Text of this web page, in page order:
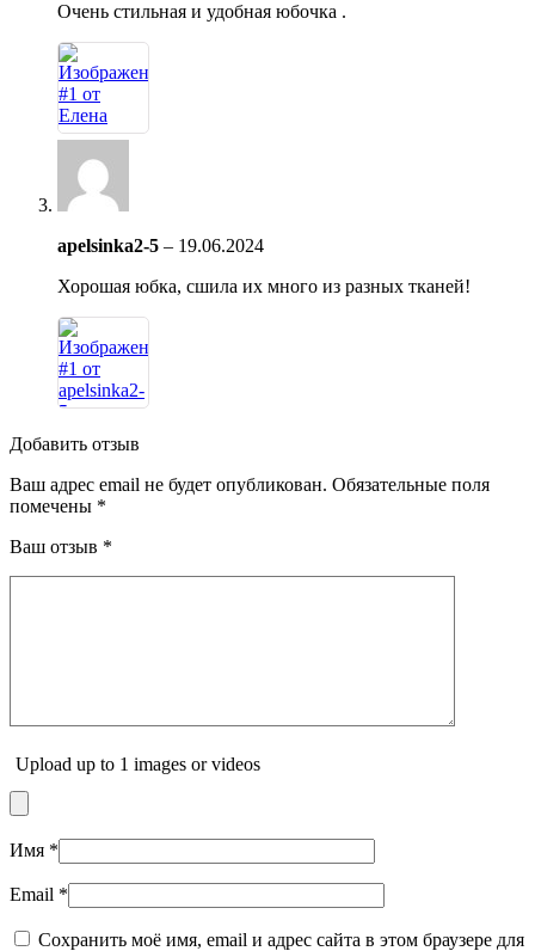
Очень стильная и удобная юбочка .
apelsinka2-5 – 19.06.2024
Хорошая юбка, сшила их много из разных тканей!
Добавить отзыв
Ваш адрес email не будет опубликован. Обязательные поля
помечены *
Ваш отзыв *
Upload up to 1 images or videos
Имя *
Email *
Сохранить моё имя, email и адрес сайта в этом браузере для